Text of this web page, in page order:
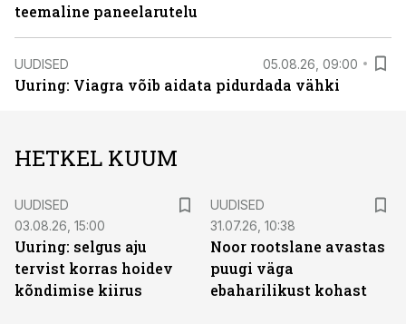
teemaline paneelarutelu
UUDISED 05.08.26, 09:00
Uuring: Viagra võib aidata pidurdada vähki
HETKEL KUUM
UUDISED
03.08.26, 15:00
Uuring: selgus aju
tervist korras hoidev
kõndimise kiirus
UUDISED
31.07.26, 10:38
Noor rootslane avastas
puugi väga
ebaharilikust kohast